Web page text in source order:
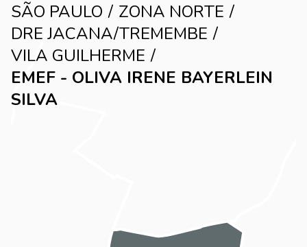
SÃO PAULO
ZONA NORTE
DRE JACANA/TREMEMBE
VILA GUILHERME
EMEF - OLIVA IRENE BAYERLEIN
SILVA